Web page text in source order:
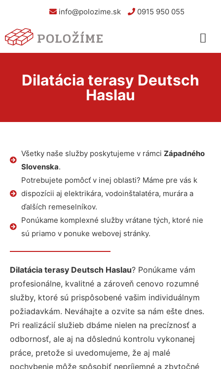
info@polozime.sk 0915 950 055
Dilatácia terasy Deutsch
Haslau
Všetky naše služby poskytujeme v rámci Západného
Slovenska.
Potrebujete pomôcť v inej oblasti? Máme pre vás k
dispozícii aj elektrikára, vodoinštalatéra, murára a
ďalších remeselníkov.
Ponúkame komplexné služby vrátane tých, ktoré nie
sú priamo v ponuke webovej stránky.
Dilatácia terasy Deutsch Haslau? Ponúkame vám
profesionálne, kvalitné a zároveň cenovo rozumné
služby, ktoré sú prispôsobené vašim individuálnym
požiadavkám. Neváhajte a ozvite sa nám ešte dnes.
Pri realizácií služieb dbáme nielen na precíznosť a
odbornosť, ale aj na dôslednú kontrolu vykonanej
práce, pretože si uvedomujeme, že aj malé
pochybenie môže spôsobiť nepríjemné a zbytočné